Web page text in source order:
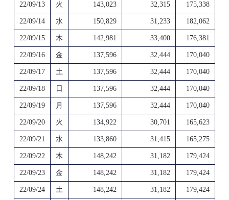
22/09/13 火 143,023 32,315 175,338
22/09/14 水 150,829 31,233 182,062
22/09/15 木 142,981 33,400 176,381
22/09/16 金 137,596 32,444 170,040
22/09/17 土 137,596 32,444 170,040
22/09/18 日 137,596 32,444 170,040
22/09/19 月 137,596 32,444 170,040
22/09/20 火 134,922 30,701 165,623
22/09/21 水 133,860 31,415 165,275
22/09/22 木 148,242 31,182 179,424
22/09/23 金 148,242 31,182 179,424
22/09/24 土 148,242 31,182 179,424